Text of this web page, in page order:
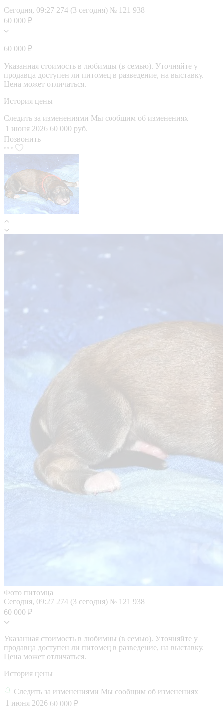
Сегодня, 09:27 274 (3 сегодня) № 121 938
60 000 ₽
60 000 ₽
Указанная стоимость в любимцы (в семью). Уточняйте у
продавца доступен ли питомец в разведение, на выставку.
Цена может отличаться.
История цены
Следить за изменениями Мы сообщим об изменениях
1 июня 2026 60 000 руб.
Позвонить
Фото питомца
Сегодня, 09:27 274 (3 сегодня) № 121 938
60 000 ₽
Указанная стоимость в любимцы (в семью). Уточняйте у
продавца доступен ли питомец в разведение, на выставку.
Цена может отличаться.
История цены
Следить за изменениями Мы сообщим об изменениях
1 июня 2026 60 000 ₽